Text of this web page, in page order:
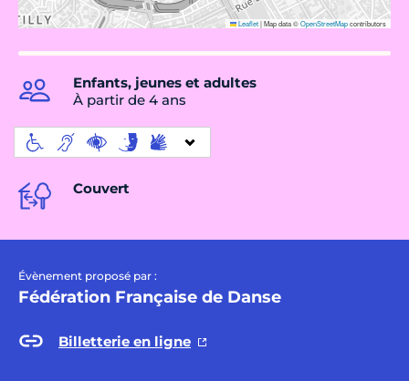
Leaflet|Map data ©OpenStreetMapcontributors
Enfants, jeunes et adultes
À partir de 4 ans
Couvert
Évènement proposé par :
Fédération Française de Danse
Billetterie en ligne